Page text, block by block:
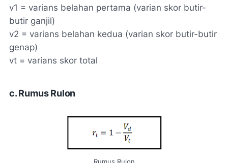
v1 = varians belahan pertama (varian skor butir-
butir ganjil)
v2 = varians belahan kedua (varian skor butir-butir
genap)
vt = varians skor total
c. Rumus Rulon